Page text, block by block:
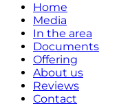
Home
Media
In the area
Documents
Offering
About us
Reviews
Contact